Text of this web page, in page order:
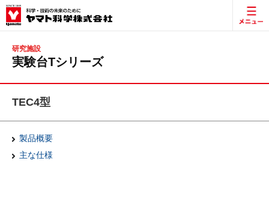
研究施設
実験台Tシリーズ
TEC4型
製品概要
主な仕様